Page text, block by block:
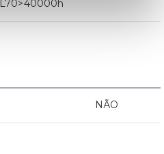
L70>40000h
NÃO